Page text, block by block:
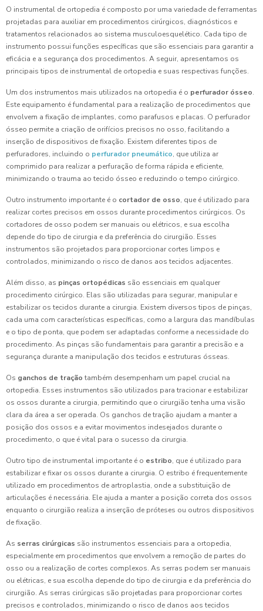
O instrumental de ortopedia é composto por uma variedade de ferramentas
projetadas para auxiliar em procedimentos cirúrgicos, diagnósticos e
tratamentos relacionados ao sistema musculoesquelético. Cada tipo de
instrumento possui funções específicas que são essenciais para garantir a
eficácia e a segurança dos procedimentos. A seguir, apresentamos os
principais tipos de instrumental de ortopedia e suas respectivas funções.
Um dos instrumentos mais utilizados na ortopedia é o perfurador ósseo.
Este equipamento é fundamental para a realização de procedimentos que
envolvem a fixação de implantes, como parafusos e placas. O perfurador
ósseo permite a criação de orifícios precisos no osso, facilitando a
inserção de dispositivos de fixação. Existem diferentes tipos de
perfuradores, incluindo o perfurador pneumático, que utiliza ar
comprimido para realizar a perfuração de forma rápida e eficiente,
minimizando o trauma ao tecido ósseo e reduzindo o tempo cirúrgico.
Outro instrumento importante é o cortador de osso, que é utilizado para
realizar cortes precisos em ossos durante procedimentos cirúrgicos. Os
cortadores de osso podem ser manuais ou elétricos, e sua escolha
depende do tipo de cirurgia e da preferência do cirurgião. Esses
instrumentos são projetados para proporcionar cortes limpos e
controlados, minimizando o risco de danos aos tecidos adjacentes.
Além disso, as pinças ortopédicas são essenciais em qualquer
procedimento cirúrgico. Elas são utilizadas para segurar, manipular e
estabilizar os tecidos durante a cirurgia. Existem diversos tipos de pinças,
cada uma com características específicas, como a largura das mandíbulas
e o tipo de ponta, que podem ser adaptadas conforme a necessidade do
procedimento. As pinças são fundamentais para garantir a precisão e a
segurança durante a manipulação dos tecidos e estruturas ósseas.
Os ganchos de tração também desempenham um papel crucial na
ortopedia. Esses instrumentos são utilizados para tracionar e estabilizar
os ossos durante a cirurgia, permitindo que o cirurgião tenha uma visão
clara da área a ser operada. Os ganchos de tração ajudam a manter a
posição dos ossos e a evitar movimentos indesejados durante o
procedimento, o que é vital para o sucesso da cirurgia.
Outro tipo de instrumental importante é o estribo, que é utilizado para
estabilizar e fixar os ossos durante a cirurgia. O estribo é frequentemente
utilizado em procedimentos de artroplastia, onde a substituição de
articulações é necessária. Ele ajuda a manter a posição correta dos ossos
enquanto o cirurgião realiza a inserção de próteses ou outros dispositivos
de fixação.
As serras cirúrgicas são instrumentos essenciais para a ortopedia,
especialmente em procedimentos que envolvem a remoção de partes do
osso ou a realização de cortes complexos. As serras podem ser manuais
ou elétricas, e sua escolha depende do tipo de cirurgia e da preferência do
cirurgião. As serras cirúrgicas são projetadas para proporcionar cortes
precisos e controlados, minimizando o risco de danos aos tecidos